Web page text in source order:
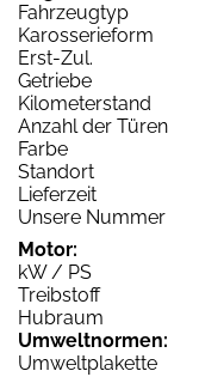
Fahrzeugtyp
Karosserieform
Erst-Zul.
Getriebe
Kilometerstand
Anzahl der Türen
Farbe
Standort
Lieferzeit
Unsere Nummer
Motor:
kW / PS
Treibstoff
Hubraum
Umweltnormen:
Umweltplakette